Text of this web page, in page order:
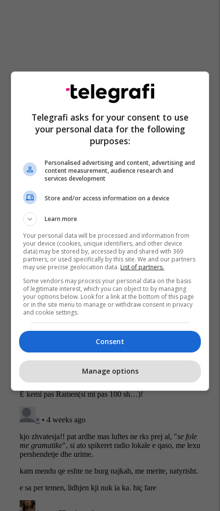
Alma Lama
Telegrafi asks for your consent to use
your personal data for the following
purposes:
Personalised advertising and content, advertising and
content measurement, audience research and
services development
Store and/or access information on a device
Learn more
Your personal data will be processed and information from
your device (cookies, unique identifiers, and other device
data) may be stored by, accessed by and shared with 369
partners, or used specifically by this site. We and our partners
may use precise geolocation data. List of partners.
Some vendors may process your personal data on the basis
of legitimate interest, which you can object to by managing
your options below. Look for a link at the bottom of this page
or in the site menu to manage or withdraw consent in privacy
and cookie settings.
Consent
Manage options